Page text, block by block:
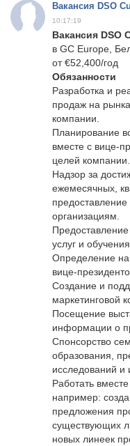
Вакансия DSO
10:17:19
Вакансия DSO
в GC Europe,
от €52,400/год
Обязанности
Разработка и
продаж на
компании.
Планирование
вместе с вице-
целей компании.
Надзор за
ежемесячных,
организациям.
услуг и
Определение
вице-
Создание и
маркетинговой
Посещение
информации о
Спонсорство
образования,
исследований и
Работать
например:
предложения
существующих
новых линеек